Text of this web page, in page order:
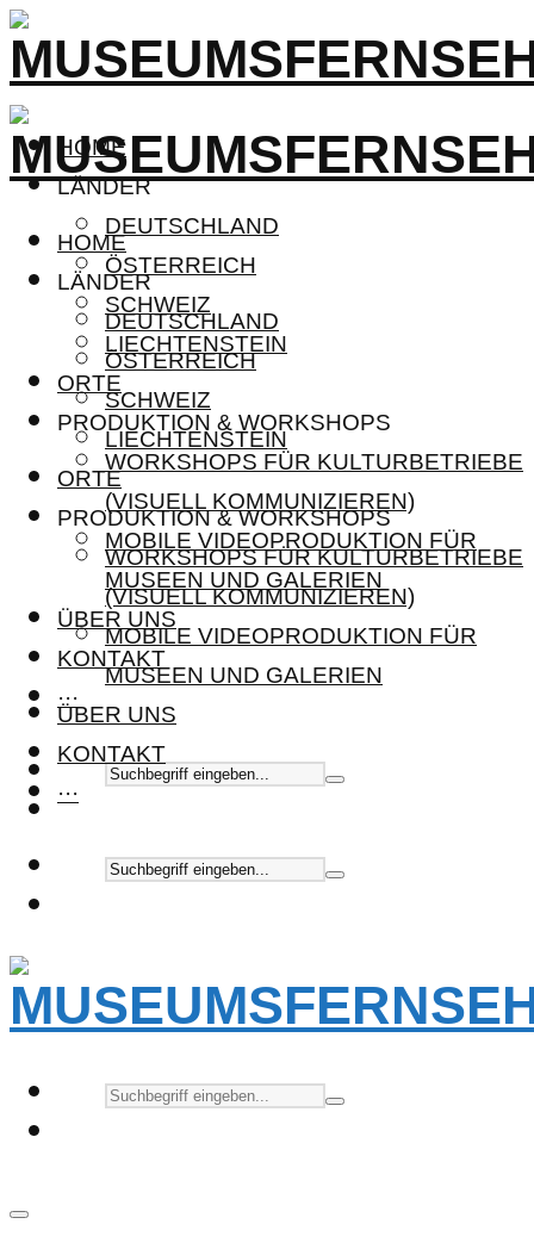
HOME
LÄNDER
DEUTSCHLAND
ÖSTERREICH
SCHWEIZ
LIECHTENSTEIN
ORTE
PRODUKTION & WORKSHOPS
WORKSHOPS FÜR KULTURBETRIEBE
(VISUELL KOMMUNIZIEREN)
MOBILE VIDEOPRODUKTION FÜR
MUSEEN UND GALERIEN
ÜBER UNS
KONTAKT
···
HOME
LÄNDER
DEUTSCHLAND
ÖSTERREICH
SCHWEIZ
LIECHTENSTEIN
ORTE
PRODUKTION & WORKSHOPS
WORKSHOPS FÜR KULTURBETRIEBE
(VISUELL KOMMUNIZIEREN)
MOBILE VIDEOPRODUKTION FÜR
MUSEEN UND GALERIEN
ÜBER UNS
KONTAKT
···